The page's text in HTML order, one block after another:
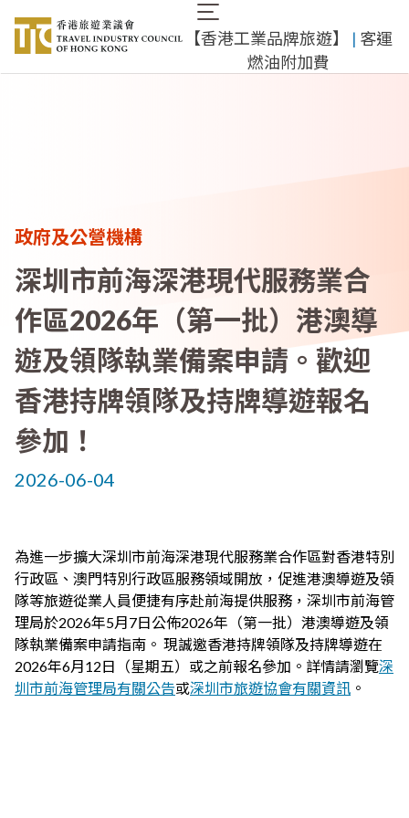
內
Main
navigation
​【香港工業品牌旅遊】 ​ | 客運
燃油附加費
政府及公營機構
深圳市前海深港現代服務業合
作區2026年（第一批）港澳導
遊及領隊執業備案申請。歡迎
香港持牌領隊及持牌導遊報名
參加！
2026-06-04
為進一步擴大深圳市前海深港現代服務業合作區對香港特別
行政區、澳門特別行政區服務領域開放，促進港澳導遊及領
隊等旅遊從業人員便捷有序赴前海提供服務，深圳市前海管
理局於2026年5月7日公佈2026年（第一批）港澳導遊及領
隊執業備案申請指南。 現誠邀香港持牌領隊及持牌導遊在
2026年6月12日（星期五）或之前報名參加。詳情請瀏覽深
圳市前海管理局有關公告或深圳市旅遊協會有關資訊 。